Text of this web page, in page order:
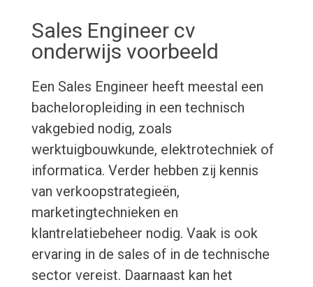
Sales Engineer cv
onderwijs voorbeeld
Een Sales Engineer heeft meestal een
bacheloropleiding in een technisch
vakgebied nodig, zoals
werktuigbouwkunde, elektrotechniek of
informatica. Verder hebben zij kennis
van verkoopstrategieën,
marketingtechnieken en
klantrelatiebeheer nodig. Vaak is ook
ervaring in de sales of in de technische
sector vereist. Daarnaast kan het